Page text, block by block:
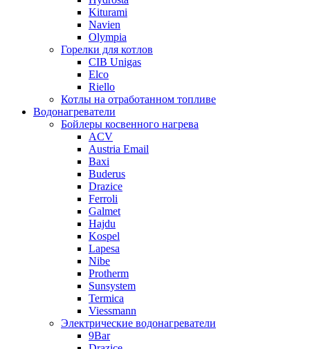
Kiturami
Navien
Olympia
Горелки для котлов
CIB Unigas
Elco
Riello
Котлы на отработанном топливе
Водонагреватели
Бойлеры косвенного нагрева
ACV
Austria Email
Baxi
Buderus
Drazice
Ferroli
Galmet
Hajdu
Kospel
Lapesa
Nibe
Protherm
Sunsystem
Termica
Viessmann
Электрические водонагреватели
9Bar